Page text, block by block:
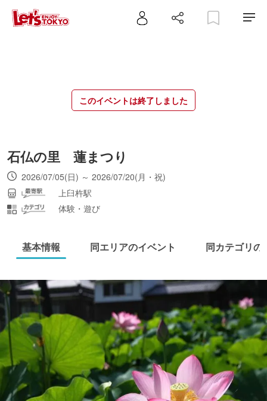
このイベントは終了しました
石仏の里 蓮まつり
2026/07/05(日) ～ 2026/07/20(月・祝)
上臼杵駅
体験・遊び
基本情報 同エリアのイベント 同カテゴリの